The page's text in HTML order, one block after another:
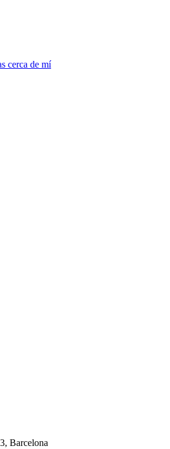
cerca de mí
Barcelona